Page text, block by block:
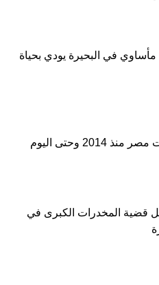
في البحيرة يودي بحياة
2014 وحتى اليوم
قضية المخدرات الكبرى في